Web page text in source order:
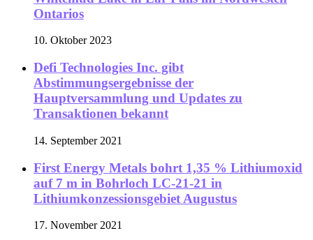
Ontarios
10. Oktober 2023
Defi Technologies Inc. gibt
Abstimmungsergebnisse der
Hauptversammlung und Updates zu
Transaktionen bekannt
14. September 2021
First Energy Metals bohrt 1,35 % Lithiumoxid
auf 7 m in Bohrloch LC-21-21 in
Lithiumkonzessionsgebiet Augustus
17. November 2021